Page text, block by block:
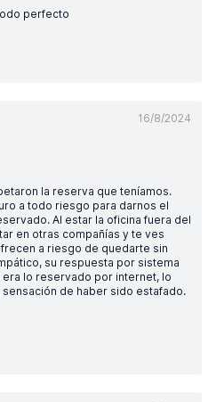
perfecto
16/8/2024
la reserva que teníamos.
a todo riesgo para darnos el
Al estar la oficina fuera del
en otras compañías y te ves
a riesgo de quedarte sin
su respuesta por sistema
lo reservado por internet, lo
sensación de haber sido estafado.